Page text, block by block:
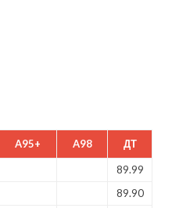
A95+ A98 ДТ
89.99
89.90